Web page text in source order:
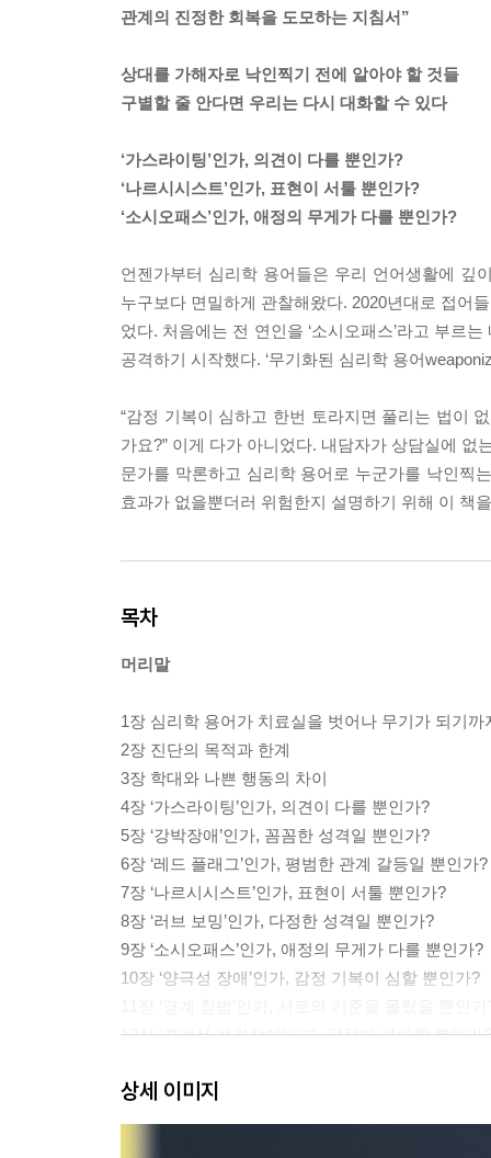
관계의 진정한 회복을 도모하는 지침서”
상대를 가해자로 낙인찍기 전에 알아야 할 것들
구별할 줄 안다면 우리는 다시 대화할 수 있다
‘가스라이팅’인가, 의견이 다를 뿐인가?
‘나르시시스트’인가, 표현이 서툴 뿐인가?
‘소시오패스’인가, 애정의 무게가 다를 뿐인가?
언젠가부터 심리학 용어들은 우리 언어생활에 깊
누구보다 면밀하게 관찰해왔다. 2020년대로 접어
었다. 처음에는 전 연인을 ‘소시오패스’라고 부르
공격하기 시작했다. ‘무기화된 심리학 용어
“감정 기복이 심하고 한번 토라지면 풀리는 법이
가요?” 이게 다가 아니었다. 내담자가 상담실에
문가를 막론하고 심리학 용어로 누군가를 낙인찍
효과가 없을뿐더러 위험한지 설명하기 위해 이 책
목차
머리말
1장 심리학 용어가 치료실을 벗어나 무기가 되기까
2장 진단의 목적과 한계
3장 학대와 나쁜 행동의 차이
4장 ‘가스라이팅’인가, 의견이 다를 뿐인가?
5장 ‘강박장애’인가, 꼼꼼한 성격일 뿐인가?
6장 ‘레드 플래그’인가, 평범한 관계 갈등일 뿐인가?
7장 ‘나르시시스트’인가, 표현이 서툴 뿐인가?
8장 ‘러브 보밍’인가, 다정한 성격일 뿐인가?
9장 ‘소시오패스’인가, 애정의 무게가 다를 뿐인가?
10장 ‘양극성 장애’인가, 감정 기복이 심할 뿐인가?
12장 ‘경계선 성격장애’인가, 감정이 격렬할 뿐인가?
14장 우리는 모두 서툴다, 그럼에도 관계는 계속된
15장 이제 무기를 내려놓을 때
상세 이미지